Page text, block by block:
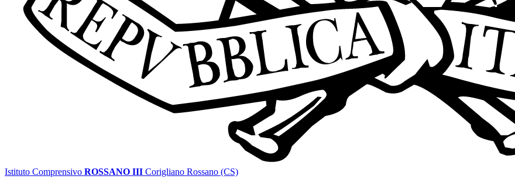
Istituto Comprensivo ROSSANO III Corigliano Rossano (CS)